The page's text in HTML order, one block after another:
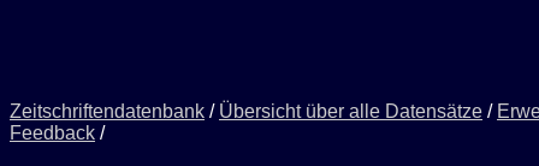
Zeitschriftendatenbank / Übersicht über alle Datensätze /
Feedback /